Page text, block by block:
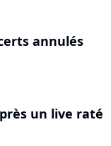
annulés
un live raté